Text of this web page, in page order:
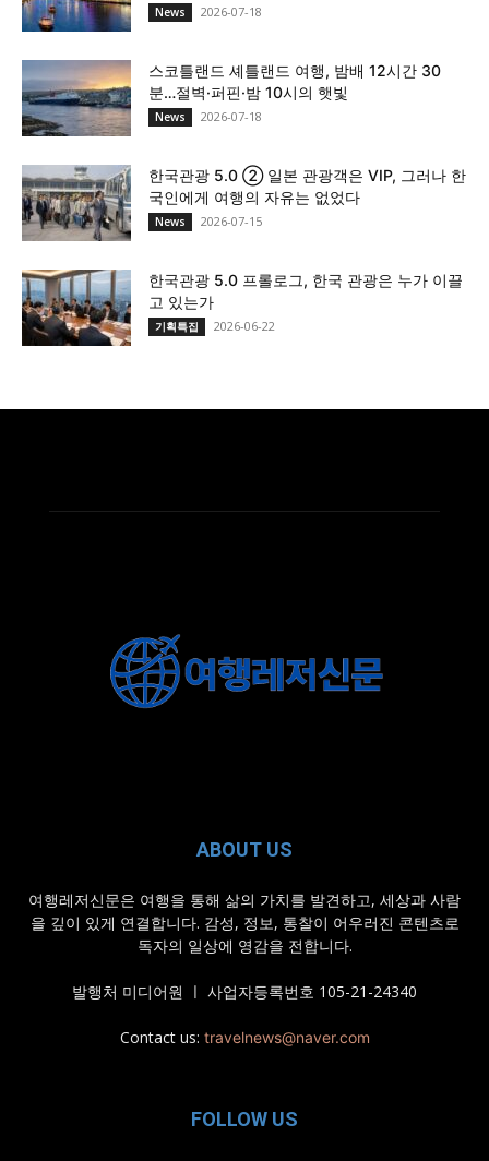
News 2026-07-18
스코틀랜드 셰틀랜드 여행, 밤배 12시간 30
분…절벽·퍼핀·밤 10시의 햇빛
News 2026-07-18
한국관광 5.0 ② 일본 관광객은 VIP, 그러나 한
국인에게 여행의 자유는 없었다
News 2026-07-15
한국관광 5.0 프롤로그, 한국 관광은 누가 이끌
고 있는가
기획특집 2026-06-22
ABOUT US
여행레저신문은 여행을 통해 삶의 가치를 발견하고, 세상과 사람
을 깊이 있게 연결합니다. 감성, 정보, 통찰이 어우러진 콘텐츠로
독자의 일상에 영감을 전합니다.
발행처 미디어원 ㅣ 사업자등록번호 105-21-24340
Contact us: travelnews@naver.com
FOLLOW US